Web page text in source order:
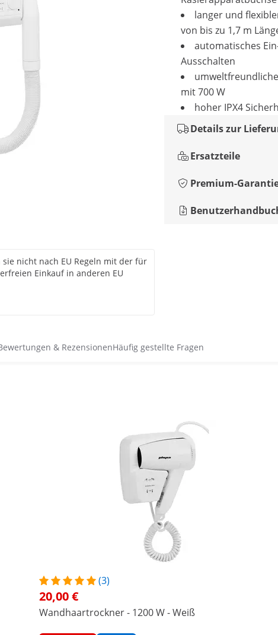
langer und
von bis zu 1,7 m
automatisches
Ausschalten
mit 700 W
hoher IPX4
Details zur
Ersatzteile
Premium-
nicht nach EU Regeln mit der für
Einkauf in anderen EU
& RezensionenHäufig gestellte Fragen
(3)
20,00 €
Wandhaartrockner - 1200 W - Weiß